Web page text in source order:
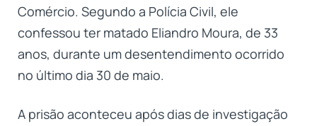
Comércio. Segundo a Polícia Civil, ele
confessou ter matado Eliandro Moura, de 33
anos, durante um desentendimento ocorrido
no último dia 30 de maio.
A prisão aconteceu após dias de investigação